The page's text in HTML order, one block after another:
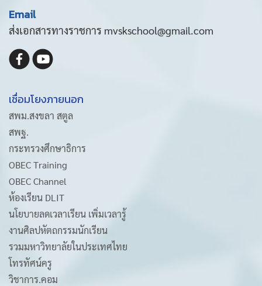
Email
ส่งเอกสารทางราชการ mvskschool@gmail.com
เชื่อมโยงภายนอก
สพม.สงขลา สตูล
สพฐ.
กระทรวงศึกษาธิการ
OBEC Training
OBEC Channel
ห้องเรียน DLIT
นโยบายลดเวลาเรียน เพิ่มเวลารู้
งานศิลปหัตถกรรมนักเรียน
รวมมหาวิทยาลัยในประเทศไทย
โทรทัศน์ครู
วิชาการ.คอม